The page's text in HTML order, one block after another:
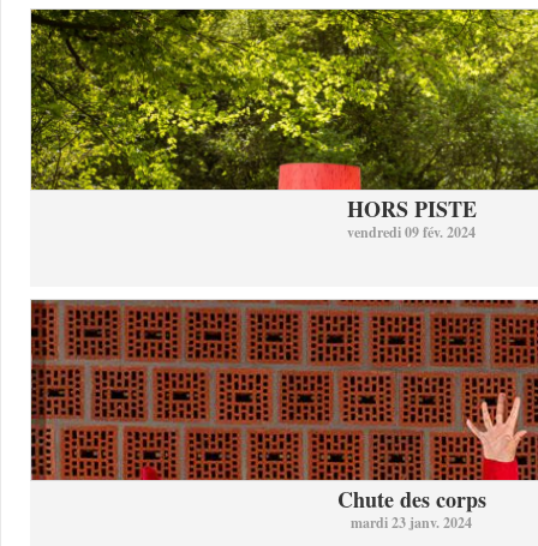
HORS PISTE
vendredi 09 fév. 2024
Chute des corps
mardi 23 janv. 2024